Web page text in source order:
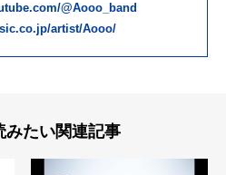
@Aooo_band
artist/Aooo/
みたい関連記事